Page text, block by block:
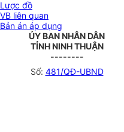
Lược đồ
VB liên quan
Bản án áp dụng
ỦY BAN NHÂN DÂN
TỈNH NINH THUẬN
--------
Số: 481/QĐ-UBND